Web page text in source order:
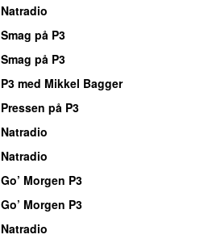
Natradio
Smag på P3
Smag på P3
P3 med Mikkel Bagger
Pressen på P3
Natradio
Natradio
Go’ Morgen P3
Go’ Morgen P3
Natradio